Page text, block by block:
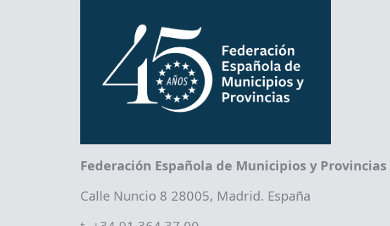
Federación Española de Municipios y Provincias
Calle Nuncio 8 28005, Madrid. España